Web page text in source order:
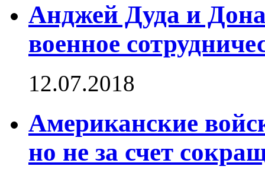
Анджей Дуда и
военное
12.07.2018
Американские
но не за счет